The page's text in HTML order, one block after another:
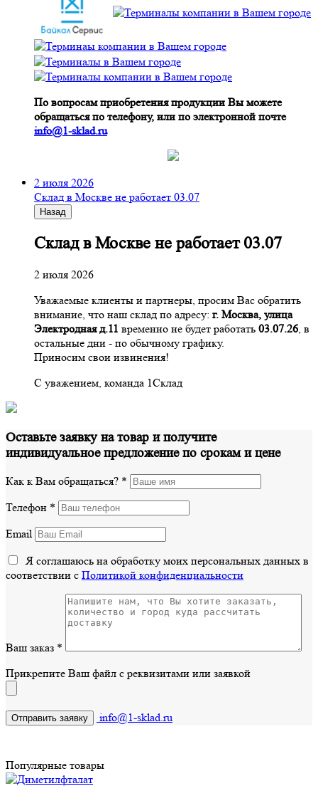
По вопросам приобретения продукции Вы можете
обращаться по телефону, или по электронной почте
info@1-sklad.ru
2 июля 2026
Склад в Москве не работает 03.07
Назад
Склад в Москве не работает 03.07
2 июля 2026
Уважаемые клиенты и партнеры, просим Вас обратить
внимание, что наш склад по адресу: г. Москва, улица
Электродная д.11 временно не будет работать 03.07.26, в
остальные дни - по обычному графику.
Приносим свои извинения!
С уважением, команда 1Склад
Оставьте заявку на товар и получите
индивидуальное предложение по срокам и цене
Как к Вам обращаться? *
Телефон *
Email
Я соглашаюсь на обработку моих персональных данных в
соответствии с Политикой конфиденциальности
Ваш заказ *
Прикрепите Ваш файл с реквизитами или заявкой
info@1-sklad.ru
Популярные товары